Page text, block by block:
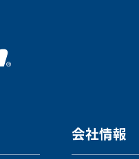
会社情報